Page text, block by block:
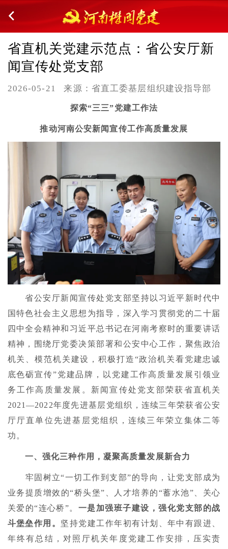
省直机关党建示范点：省公安厅新
闻宣传处党支部
2026-05-21 来源：省直工委基层组织建设指导部
探索“三三”党建工作法
推动河南公安新闻宣传工作高质量发展
省公安厅新闻宣传处党支部坚持以习近平新时代中
国特色社会主义思想为指导，深入学习贯彻党的二十届
四中全会精神和习近平总书记在河南考察时的重要讲话
精神，围绕厅党委决策部署和公安中心工作，聚焦政治
机关、模范机关建设，积极打造“政治机关看党建忠诚
底色砺宣传”党建品牌，以党建工作高质量发展引领业
务工作高质量发展。新闻宣传处党支部荣获省直机关
2021—2022年度先进基层党组织，连续三年荣获省公安
厅厅直单位先进基层党组织，连续三年荣立集体二等
功。
一、强化三种作用，凝聚高质量发展新合力
牢固树立“一切工作到支部”的导向，让党支部成为
业务提质增效的“桥头堡”、人才培养的“蓄水池”、关心
关爱的“连心桥”。 一是加强班子建设，强化党支部的战
斗堡垒作用。 坚持党建工作年初有计划、年中有跟进、
年终有总结，对照厅机关年度党建工作安排，压实责